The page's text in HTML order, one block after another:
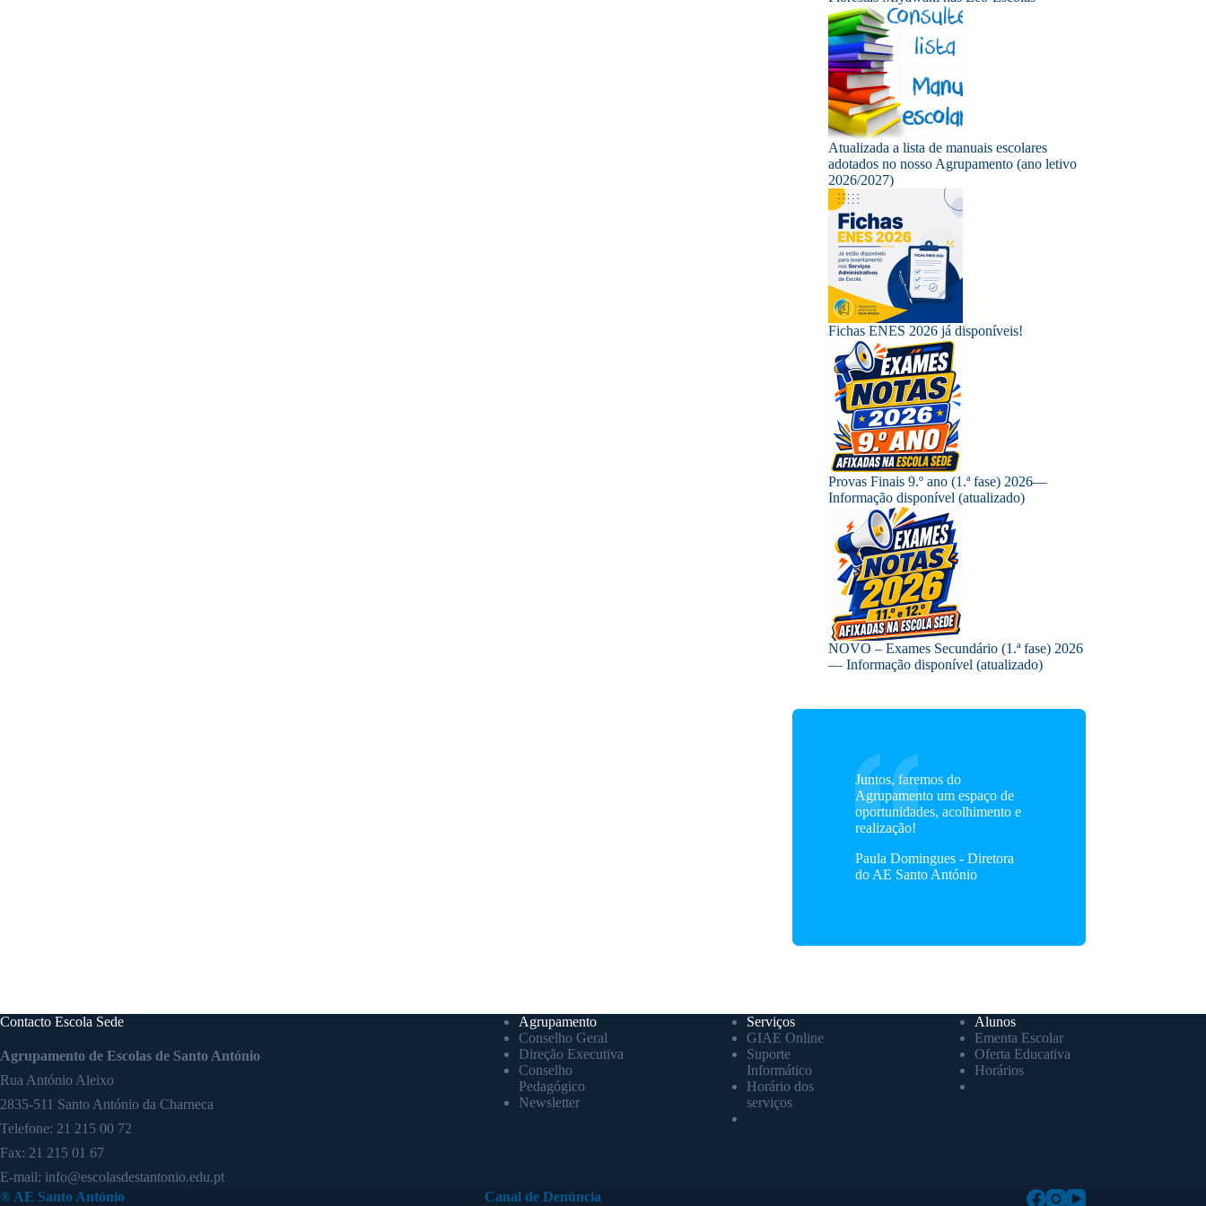
Atualizada a lista de manuais escolares
adotados no nosso Agrupamento (ano letivo
2026/2027)
Fichas ENES 2026 já disponíveis!
Provas Finais 9.º ano (1.ª fase) 2026—
Informação disponível (atualizado)
NOVO – Exames Secundário (1.ª fase) 2026
— Informação disponível (atualizado)
Juntos, faremos do
Agrupamento um espaço de
oportunidades, acolhimento e
realização!
Paula Domingues - Diretora
do AE Santo António
Contacto Escola Sede
Agrupamento de Escolas de Santo António
Rua António Aleixo
2835-511 Santo António da Charneca
Telefone: 21 215 00 72
Fax: 21 215 01 67
E-mail: info@escolasdestantonio.edu.pt
Agrupamento
Conselho Geral
Direção Executiva
Conselho
Pedagógico
Newsletter
Serviços
GIAE Online
Suporte
Informático
Horário dos
serviços
Alunos
Ementa Escolar
Oferta Educativa
Horários
® AE Santo António Canal de Denúncia